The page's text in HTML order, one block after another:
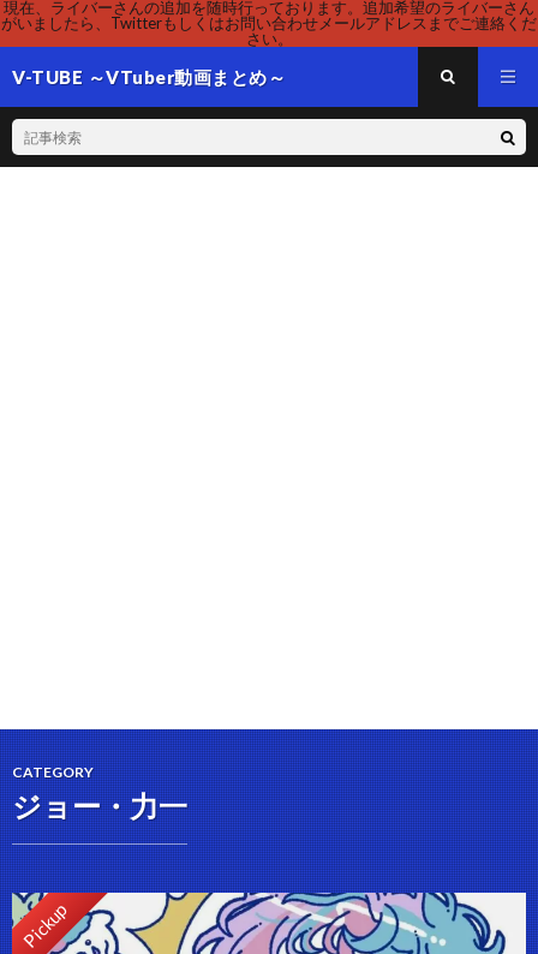
現在、ライバーさんの追加を随時行っております。追加希望のライバーさん
がいましたら、Twitterもしくはお問い合わせメールアドレスまでご連絡くだ
さい。
V-TUBE ～VTuber動画まとめ～
CATEGORY
ジョー・力一
Pickup